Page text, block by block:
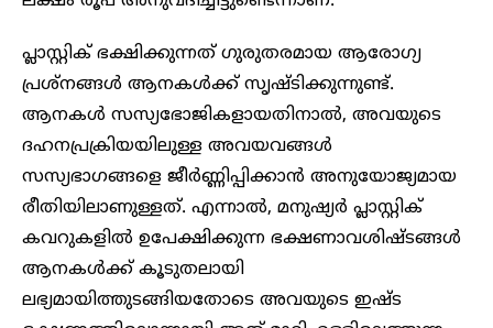
പ്ലാസ്റ്റിക് ഭക്ഷിക്കുന്നത് ഗുരുതരമായ ആരോഗ്യ
പ്രശ്നങ്ങൾ ആനകൾക്ക് സൃഷ്ടിക്കുന്നുണ്ട്.
ആനകൾ സസ്യഭോജികളായതിനാൽ, അവയുടെ
ദഹനപ്രക്രിയയിലുള്ള അവയവങ്ങൾ
സസ്യഭാഗങ്ങളെ ജീർണ്ണിപ്പിക്കാൻ അനുയോജ്യമായ
രീതിയിലാണുള്ളത്. എന്നാൽ, മനുഷ്യർ പ്ലാസ്റ്റിക്
കവറുകളിൽ ഉപേക്ഷിക്കുന്ന ഭക്ഷണാവശിഷ്ടങ്ങൾ
ആനകൾക്ക് കൂടുതലായി
ലഭ്യമായിത്തുടങ്ങിയതോടെ അവയുടെ ഇഷ്ട